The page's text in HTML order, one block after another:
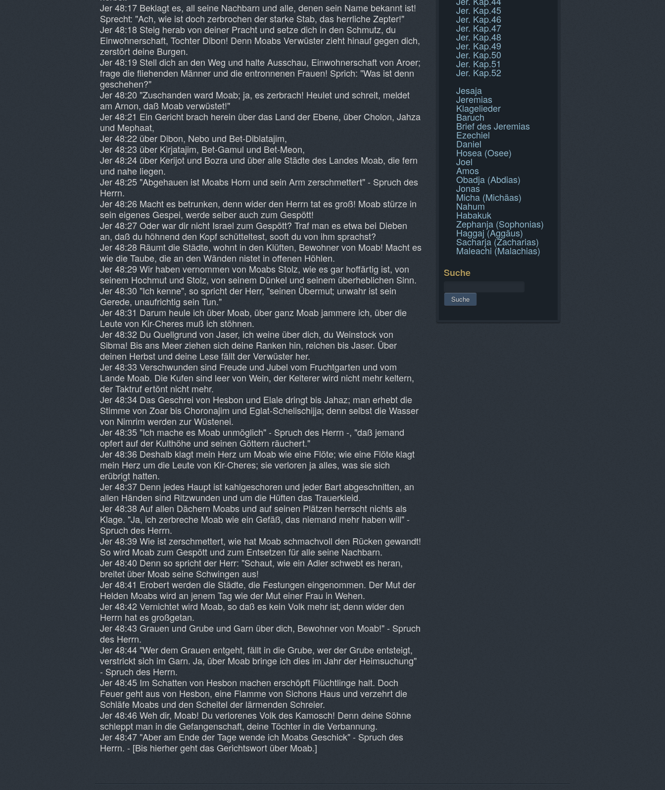
Jer 48:17 Beklagt es, all seine Nachbarn und alle, denen sein Name bekannt ist!
Sprecht: "Ach, wie ist doch zerbrochen der starke Stab, das herrliche Zepter!"
Jer 48:18 Steig herab von deiner Pracht und setze dich in den Schmutz, du
Einwohnerschaft, Tochter Dibon! Denn Moabs Verwüster zieht hinauf gegen dich,
zerstört deine Burgen.
Jer 48:19 Stell dich an den Weg und halte Ausschau, Einwohnerschaft von Aroer;
frage die fliehenden Männer und die entronnenen Frauen! Sprich: "Was ist denn
geschehen?"
Jer 48:20 "Zuschanden ward Moab; ja, es zerbrach! Heulet und schreit, meldet
am Arnon, daß Moab verwüstet!"
Jer 48:21 Ein Gericht brach herein über das Land der Ebene, über Cholon, Jahza
und Mephaat,
Jer 48:22 über Dibon, Nebo und Bet-Diblatajim,
Jer 48:23 über Kirjatajim, Bet-Gamul und Bet-Meon,
Jer 48:24 über Kerijot und Bozra und über alle Städte des Landes Moab, die fern
und nahe liegen.
Jer 48:25 "Abgehauen ist Moabs Horn und sein Arm zerschmettert" - Spruch des
Herrn.
Jer 48:26 Macht es betrunken, denn wider den Herrn tat es groß! Moab stürze in
sein eigenes Gespei, werde selber auch zum Gespött!
Jer 48:27 Oder war dir nicht Israel zum Gespött? Traf man es etwa bei Dieben
an, daß du höhnend den Kopf schütteltest, sooft du von ihm sprachst?
Jer 48:28 Räumt die Städte, wohnt in den Klüften, Bewohner von Moab! Macht es
wie die Taube, die an den Wänden nistet in offenen Höhlen.
Jer 48:29 Wir haben vernommen von Moabs Stolz, wie es gar hoffärtig ist, von
seinem Hochmut und Stolz, von seinem Dünkel und seinem überheblichen Sinn.
Jer 48:30 "Ich kenne", so spricht der Herr, "seinen Übermut; unwahr ist sein
Gerede, unaufrichtig sein Tun."
Jer 48:31 Darum heule ich über Moab, über ganz Moab jammere ich, über die
Leute von Kir-Cheres muß ich stöhnen.
Jer 48:32 Du Quellgrund von Jaser, ich weine über dich, du Weinstock von
Sibma! Bis ans Meer ziehen sich deine Ranken hin, reichen bis Jaser. Über
deinen Herbst und deine Lese fällt der Verwüster her.
Jer 48:33 Verschwunden sind Freude und Jubel vom Fruchtgarten und vom
Lande Moab. Die Kufen sind leer von Wein, der Kelterer wird nicht mehr keltern,
der Taktruf ertönt nicht mehr.
Jer 48:34 Das Geschrei von Hesbon und Elale dringt bis Jahaz; man erhebt die
Stimme von Zoar bis Choronajim und Eglat-Schelischijja; denn selbst die Wasser
von Nimrim werden zur Wüstenei.
Jer 48:35 "Ich mache es Moab unmöglich" - Spruch des Herrn -, "daß jemand
opfert auf der Kulthöhe und seinen Göttern räuchert."
Jer 48:36 Deshalb klagt mein Herz um Moab wie eine Flöte; wie eine Flöte klagt
mein Herz um die Leute von Kir-Cheres; sie verloren ja alles, was sie sich
erübrigt hatten.
Jer 48:37 Denn jedes Haupt ist kahlgeschoren und jeder Bart abgeschnitten, an
allen Händen sind Ritzwunden und um die Hüften das Trauerkleid.
Jer 48:38 Auf allen Dächern Moabs und auf seinen Plätzen herrscht nichts als
Klage. "Ja, ich zerbreche Moab wie ein Gefäß, das niemand mehr haben will" -
Spruch des Herrn.
Jer 48:39 Wie ist zerschmettert, wie hat Moab schmachvoll den Rücken gewandt!
So wird Moab zum Gespött und zum Entsetzen für alle seine Nachbarn.
Jer 48:40 Denn so spricht der Herr: "Schaut, wie ein Adler schwebt es heran,
breitet über Moab seine Schwingen aus!
Jer 48:41 Erobert werden die Städte, die Festungen eingenommen. Der Mut der
Helden Moabs wird an jenem Tag wie der Mut einer Frau in Wehen.
Jer 48:42 Vernichtet wird Moab, so daß es kein Volk mehr ist; denn wider den
Herrn hat es großgetan.
Jer 48:43 Grauen und Grube und Garn über dich, Bewohner von Moab!" - Spruch
des Herrn.
Jer 48:44 "Wer dem Grauen entgeht, fällt in die Grube, wer der Grube entsteigt,
verstrickt sich im Garn. Ja, über Moab bringe ich dies im Jahr der Heimsuchung"
- Spruch des Herrn.
Jer 48:45 Im Schatten von Hesbon machen erschöpft Flüchtlinge halt. Doch
Feuer geht aus von Hesbon, eine Flamme von Sichons Haus und verzehrt die
Schläfe Moabs und den Scheitel der lärmenden Schreier.
Jer 48:46 Weh dir, Moab! Du verlorenes Volk des Kamosch! Denn deine Söhne
schleppt man in die Gefangenschaft, deine Töchter in die Verbannung.
Jer 48:47 "Aber am Ende der Tage wende ich Moabs Geschick" - Spruch des
Herrn. - [Bis hierher geht das Gerichtswort über Moab.]
Jer. Kap.45
Jer. Kap.46
Jer. Kap.47
Jer. Kap.48
Jer. Kap.49
Jer. Kap.50
Jer. Kap.51
Jer. Kap.52
Jesaja
Jeremias
Klagelieder
Baruch
Brief des Jeremias
Ezechiel
Daniel
Hosea (Osee)
Joel
Amos
Obadja (Abdias)
Jonas
Micha (Michäas)
Nahum
Habakuk
Zephanja (Sophonias)
Haggaj (Aggäus)
Sacharja (Zacharias)
Maleachi (Malachias)
Suche